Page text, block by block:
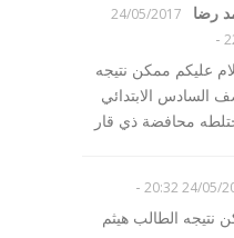
رضا
24/05/2017
-
عليكم ممكن نتيجه
السادس الابتدائي
محافضة ذي قار
24/05/2017
-
نتيجه الطالب هيثم